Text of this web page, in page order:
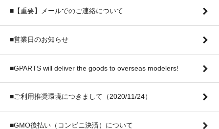
■【重要】メールでのご連絡について
■営業日のお知らせ
■GPARTS will deliver the goods to overseas modelers!
■ご利用推奨環境につきまして（2020/11/24）
■GMO後払い（コンビニ決済）について